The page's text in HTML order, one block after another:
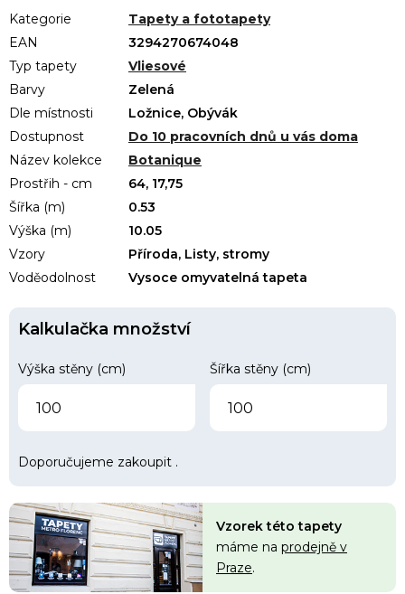
Kategorie
Tapety a fototapety
EAN
3294270674048
Typ tapety
Vliesové
Barvy
Zelená
Dle místnosti
Ložnice, Obývák
Dostupnost
Do 10 pracovních dnů u vás doma
Název kolekce
Botanique
Prostřih - cm
64, 17,75
Šířka (m)
0.53
Výška (m)
10.05
Vzory
Příroda, Listy, stromy
Voděodolnost
Vysoce omyvatelná tapeta
Kalkulačka množství
Výška stěny (cm) Šířka stěny (cm)
Doporučujeme zakoupit .
Vzorek této tapety
máme na prodejně v
Praze.